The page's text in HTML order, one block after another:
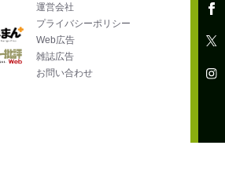
運営会社
プライバシーポリシー
Web広告
雑誌広告
お問い合わせ